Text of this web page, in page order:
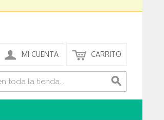
MI CUENTA CARRITO